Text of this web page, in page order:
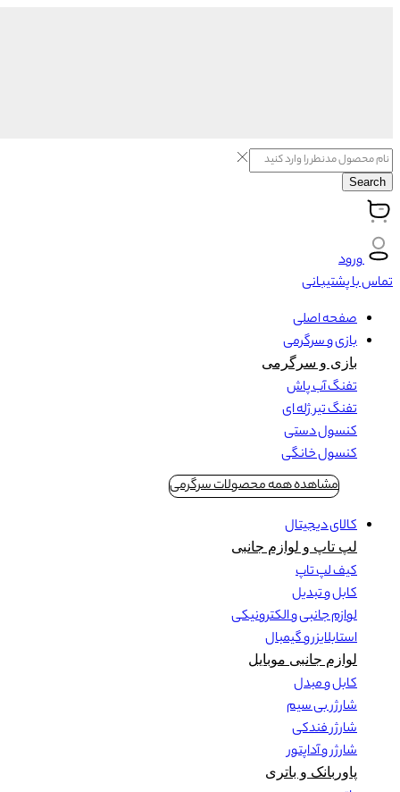
Search
ورود
تماس با پشتیبانی
صفحه اصلی
بازی و سرگرمی
بازی و سرگرمی
تفنگ آب پاش
تفنگ تیر ژله ای
کنسول دستی
کنسول خانگی
مشاهده همه محصولات سرگرمی
کالای دیجیتال
لپ تاپ و لوازم جانبی
کیف لپ تاپ
کابل و تبدیل
لوازم جانبی و الکترونیکی
استابلایزر و گیمبال
لوازم جانبی موبایل
کابل و مبدل
شارژر بی سیم
شارژر فندکی
شارژر و آداپتور
پاوربانک و باتری